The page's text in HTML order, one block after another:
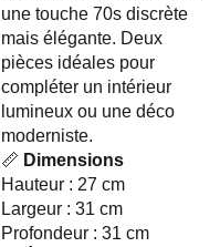
une touche 70s discrète
mais élégante. Deux
pièces idéales pour
compléter un intérieur
lumineux ou une déco
moderniste.
📏 Dimensions
Hauteur : 27 cm
Largeur : 31 cm
Profondeur : 31 cm